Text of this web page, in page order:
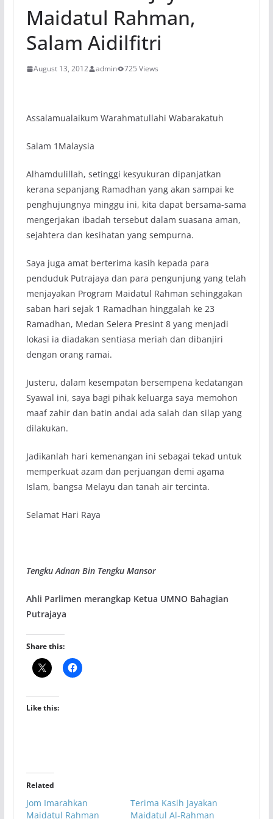
Maidatul Rahman,
Salam Aidilfitri
August 13, 2012 admin 725 Views
Assalamualaikum Warahmatullahi Wabarakatuh
Salam 1Malaysia
Alhamdulillah, setinggi kesyukuran dipanjatkan
kerana sepanjang Ramadhan yang akan sampai ke
penghujungnya minggu ini, kita dapat bersama-sama
mengerjakan ibadah tersebut dalam suasana aman,
sejahtera dan kesihatan yang sempurna.
Saya juga amat berterima kasih kepada para
penduduk Putrajaya dan para pengunjung yang telah
menjayakan Program Maidatul Rahman sehinggakan
saban hari sejak 1 Ramadhan hinggalah ke 23
Ramadhan, Medan Selera Presint 8 yang menjadi
lokasi ia diadakan sentiasa meriah dan dibanjiri
dengan orang ramai.
Justeru, dalam kesempatan bersempena kedatangan
Syawal ini, saya bagi pihak keluarga saya memohon
maaf zahir dan batin andai ada salah dan silap yang
dilakukan.
Jadikanlah hari kemenangan ini sebagai tekad untuk
memperkuat azam dan perjuangan demi agama
Islam, bangsa Melayu dan tanah air tercinta.
Selamat Hari Raya
Tengku Adnan Bin Tengku Mansor
Ahli Parlimen merangkap Ketua UMNO Bahagian
Putrajaya
Share this:
Like this:
Related
Jom Imarahkan
Maidatul Rahman
Terima Kasih Jayakan
Maidatul Al-Rahman